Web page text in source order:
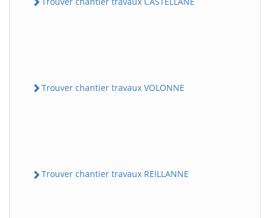
Trouver chantier travaux VOLONNE
Trouver chantier travaux REILLANNE